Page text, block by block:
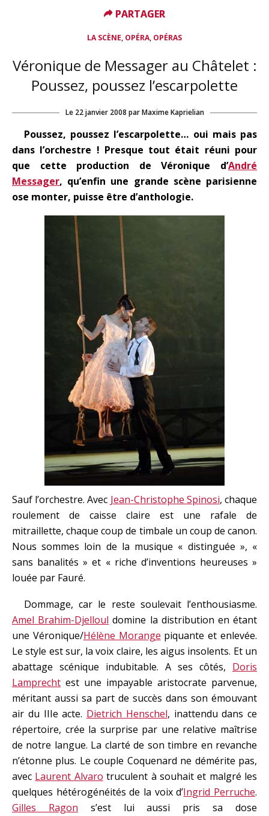
LA SCÈNE, OPÉRA, OPÉRAS
Véronique de Messager au Châtelet :
Poussez, poussez l’escarpolette
Le 22 janvier 2008 par Maxime Kaprielian
Poussez, poussez l’escarpolette… oui mais pas
dans l’orchestre ! Presque tout était réuni pour
que cette production de Véronique d’André
Messager, qu’enfin une grande scène parisienne
ose monter, puisse être d’anthologie.
Sauf l’orchestre. Avec Jean-Christophe Spinosi, chaque
roulement de caisse claire est une rafale de
mitraillette, chaque coup de timbale un coup de canon.
Nous sommes loin de la musique « distinguée », «
sans banalités » et « riche d’inventions heureuses »
louée par Fauré.
Dommage, car le reste soulevait l’enthousiasme.
Amel Brahim-Djelloul domine la distribution en étant
une Véronique/Hélène Morange piquante et enlevée.
Le style est sur, la voix claire, les aigus insolents. Et un
abattage scénique indubitable. A ses côtés, Doris
Lamprecht est une impayable aristocrate parvenue,
méritant aussi sa part de succès dans son émouvant
air du IIIe acte. Dietrich Henschel, inattendu dans ce
répertoire, crée la surprise par une relative maîtrise
de notre langue. La clarté de son timbre en revanche
n’étonne plus. Le couple Coquenard ne démérite pas,
avec Laurent Alvaro truculent à souhait et malgré les
quelques hétérogénéités de la voix d’Ingrid Perruche.
Gilles Ragon s’est lui aussi pris sa dose
PARTAGER
PARTAGER